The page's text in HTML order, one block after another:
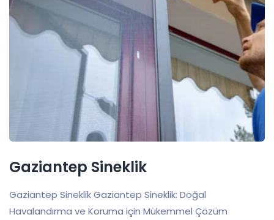
Gaziantep Sineklik
Gaziantep Sineklik Gaziantep Sineklik: Doğal
Havalandırma ve Koruma için Mükemmel Çözüm